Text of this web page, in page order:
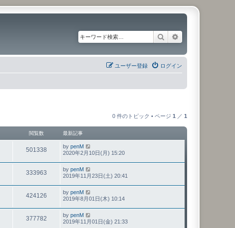
検索
ログイン
ユーザー登録
0 件のトピック • ページ 1 ／ 1
閲覧数 最新記事
501338 by penM
2020年2月10日(月) 15:20
333963 by penM
2019年11月23日(土) 20:41
424126 by penM
2019年8月01日(木) 10:14
377782 by penM
2019年11月01日(金) 21:33